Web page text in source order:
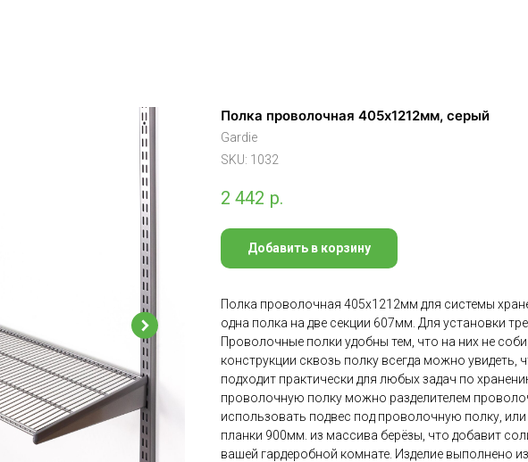
Полка проволочная 405х1212мм, серый
Gardie
SKU: 1032
2 442 р.
Добавить в корзину
Полка проволочная 405х1212мм для системы
одна полка на две секции 607мм. Для установки
Проволочные полки удобны тем, что на них не
конструкции сквозь полку всегда можно увидеть,
подходит практически для любых задач по
проволочную полку можно разделителем
использовать подвес под проволочную полку,
планки 900мм. из массива берёзы, что добавит
вашей гардеробной комнате. Изделие выполнено